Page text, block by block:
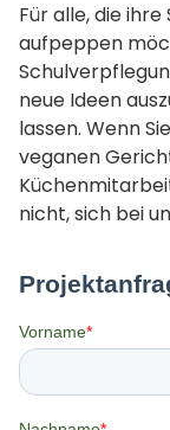
Für alle, die
aufpeppen
neue Ideen
lassen. Wenn
veganen
nicht, sich bei